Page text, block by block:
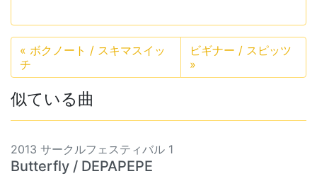
« ボクノート / スキマスイッ
チ
ビギナー / スピッツ
»
似ている曲
2013 サークルフェスティバル 1
Butterfly / DEPAPEPE